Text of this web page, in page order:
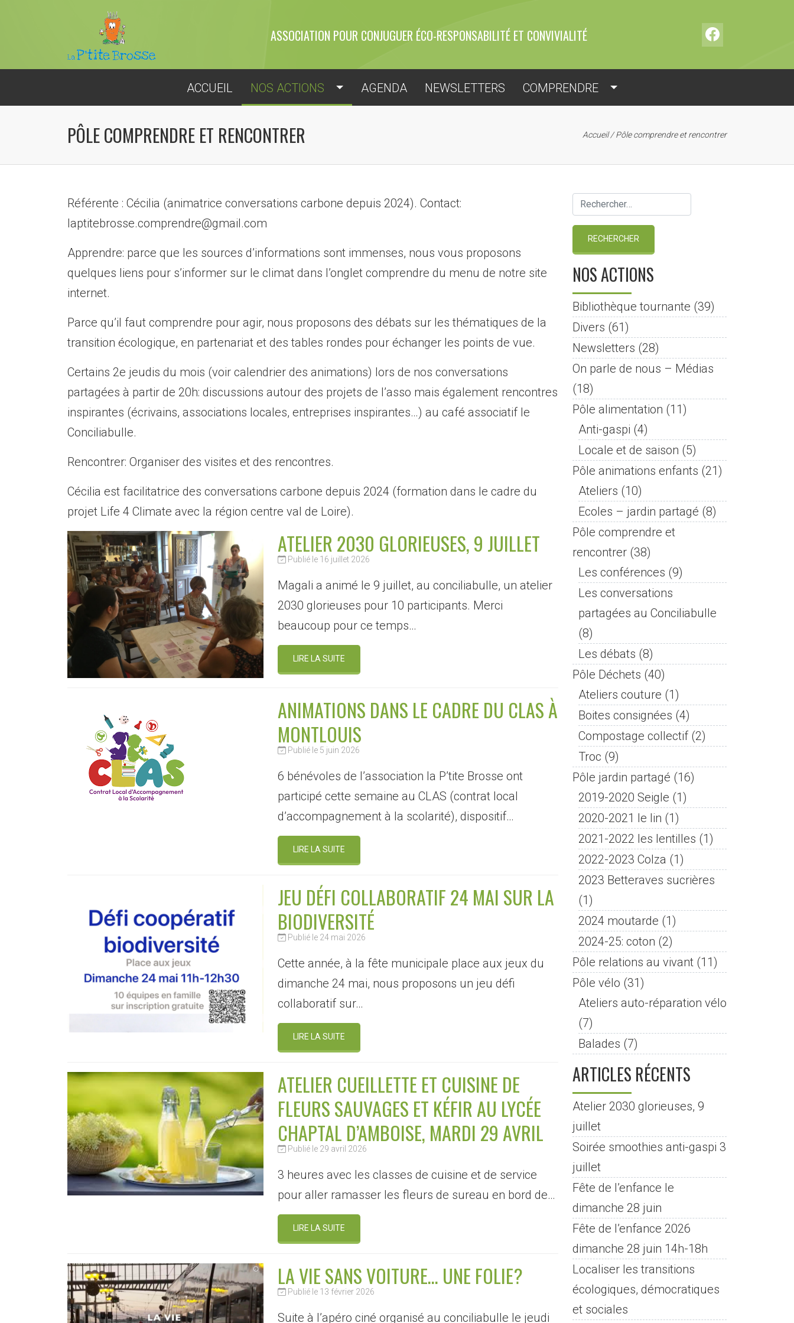
ASSOCIATION POUR CONJUGUER ÉCO-RESPONSABILITÉ ET CONVIVIALITÉ
ACCUEIL NOS ACTIONS AGENDA NEWSLETTERS COMPRENDRE
PÔLE COMPRENDRE ET RENCONTRER Accueil/ Pôle comprendre et rencontrer
Référente : Cécilia (animatrice conversations carbone depuis 2024). Contact:
laptitebrosse.comprendre@gmail.com
Apprendre: parce que les sources d’informations sont immenses, nous vous proposons
quelques liens pour s’informer sur le climat dans l’onglet comprendre du menu de notre site
internet.
Parce qu’il faut comprendre pour agir, nous proposons des débats sur les thématiques de la
transition écologique, en partenariat et des tables rondes pour échanger les points de vue.
Certains 2e jeudis du mois (voir calendrier des animations) lors de nos conversations
partagées à partir de 20h: discussions autour des projets de l’asso mais également rencontres
inspirantes (écrivains, associations locales, entreprises inspirantes…) au café associatif le
Conciliabulle.
Rencontrer: Organiser des visites et des rencontres.
Cécilia est facilitatrice des conversations carbone depuis 2024 (formation dans le cadre du
projet Life 4 Climate avec la région centre val de Loire).
ATELIER 2030 GLORIEUSES, 9 JUILLET
Publié le 16 juillet 2026
Magali a animé le 9 juillet, au conciliabulle, un atelier
2030 glorieuses pour 10 participants. Merci
beaucoup pour ce temps…
LIRE LA SUITE
ANIMATIONS DANS LE CADRE DU CLAS À
MONTLOUIS
Publié le 5 juin 2026
6 bénévoles de l’association la P’tite Brosse ont
participé cette semaine au CLAS (contrat local
d’accompagnement à la scolarité), dispositif…
LIRE LA SUITE
JEU DÉFI COLLABORATIF 24 MAI SUR LA
BIODIVERSITÉ
Publié le 24 mai 2026
Cette année, à la fête municipale place aux jeux du
dimanche 24 mai, nous proposons un jeu défi
collaboratif sur…
LIRE LA SUITE
ATELIER CUEILLETTE ET CUISINE DE
FLEURS SAUVAGES ET KÉFIR AU LYCÉE
CHAPTAL D’AMBOISE, MARDI 29 AVRIL
Publié le 29 avril 2026
3 heures avec les classes de cuisine et de service
pour aller ramasser les fleurs de sureau en bord de…
LIRE LA SUITE
LA VIE SANS VOITURE… UNE FOLIE?
Publié le 13 février 2026
Suite à l’apéro ciné organisé au conciliabulle le jeudi
NOS ACTIONS
Bibliothèque tournante (39)
Divers (61)
Newsletters (28)
On parle de nous – Médias
(18)
Pôle alimentation (11)
Anti-gaspi (4)
Locale et de saison (5)
Pôle animations enfants (21)
Ateliers (10)
Ecoles – jardin partagé (8)
Pôle comprendre et
rencontrer (38)
Les conférences (9)
Les conversations
partagées au Conciliabulle
(8)
Les débats (8)
Pôle Déchets (40)
Ateliers couture (1)
Boites consignées (4)
Compostage collectif(2)
Troc (9)
Pôle jardin partagé (16)
2019-2020 Seigle (1)
2020-2021 le lin (1)
2021-2022 les lentilles (1)
2022-2023 Colza (1)
2023 Betteraves sucrières
(1)
2024 moutarde (1)
2024-25: coton (2)
Pôle relations au vivant (11)
Pôle vélo (31)
Ateliers auto-réparation vélo
(7)
Balades (7)
ARTICLES RÉCENTS
Atelier 2030 glorieuses, 9
juillet
Soirée smoothies anti-gaspi 3
juillet
Fête de l’enfance le
dimanche 28 juin
Fête de l’enfance 2026
dimanche 28 juin 14h-18h
Localiser les transitions
écologiques, démocratiques
et sociales